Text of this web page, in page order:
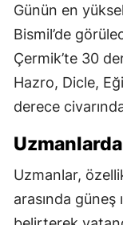
Günün en
Bismil’de
Çermik’te 30
Hazro, Dicle,
derece
Uzmanlar,
arasında güneş